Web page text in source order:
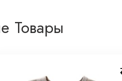
Товары